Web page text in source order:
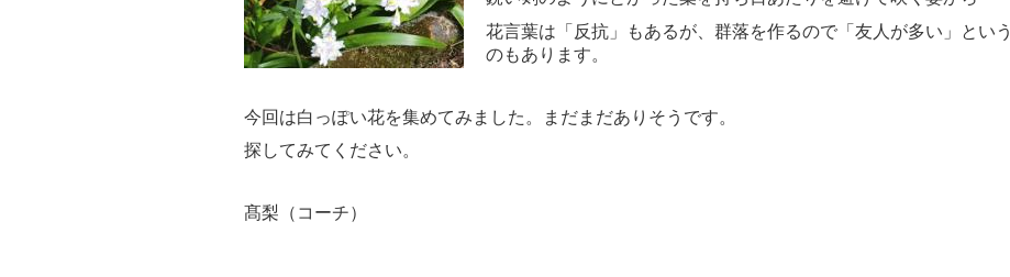
花言葉は「反抗」もあるが、群落を作るので「友人が多い」という
のもあります。
今回は白っぽい花を集めてみました。まだまだありそうです。
探してみてください。
髙梨（コーチ）